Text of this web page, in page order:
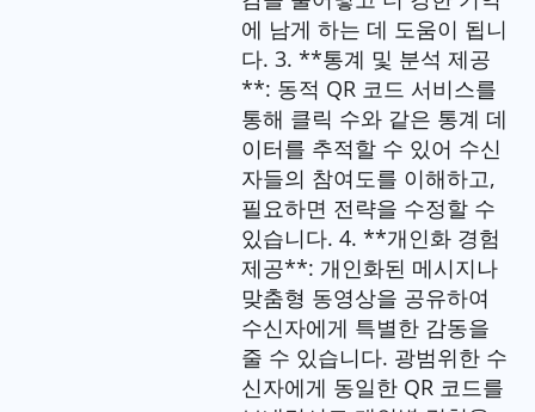
에 남게 하는 데 도움이 됩니
다. 3. **통계 및 분석 제공
**: 동적 QR 코드 서비스를
통해 클릭 수와 같은 통계 데
이터를 추적할 수 있어 수신
자들의 참여도를 이해하고,
필요하면 전략을 수정할 수
있습니다. 4. **개인화 경험
제공**: 개인화된 메시지나
맞춤형 동영상을 공유하여
수신자에게 특별한 감동을
줄 수 있습니다. 광범위한 수
신자에게 동일한 QR 코드를